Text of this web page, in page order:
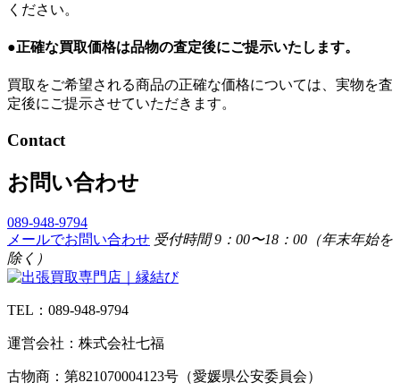
ください。
●正確な買取価格は品物の査定後にご提示いたします。
買取をご希望される商品の正確な価格については、実物を査
定後にご提示させていただきます。
Contact
お問い合わせ
089-948-9794
メールでお問い合わせ 受付時間 9：00〜18：00（年末年始を
除く）
TEL：089-948-9794
運営会社：株式会社七福
古物商：第821070004123号（愛媛県公安委員会）